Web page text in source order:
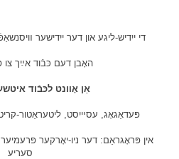
די ייִדיש-ליגע און דער ייִדישער
האָבן דעם כּבֿוד אײַך
אַן אָװנט לכּבֿוד
פּעדאַגאָג, עסײיִסט, ליטעראַטור-
אין פּראָגראַם: דער ניו-יאָרקער
סעריע